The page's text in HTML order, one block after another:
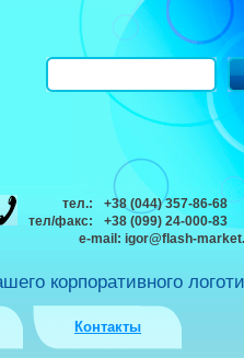
корпоративного
Контакты
тел.:
+38 (044) 357-86-68
тел/факс:
+38 (099) 24-000-83
e-mail: igor@flash-